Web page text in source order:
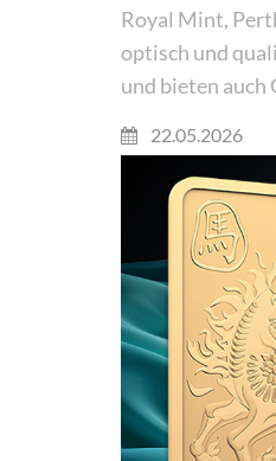
Royal Mint,
optisch und
und bieten auch
22.05.2026